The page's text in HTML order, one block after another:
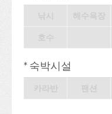
* 숙박시설